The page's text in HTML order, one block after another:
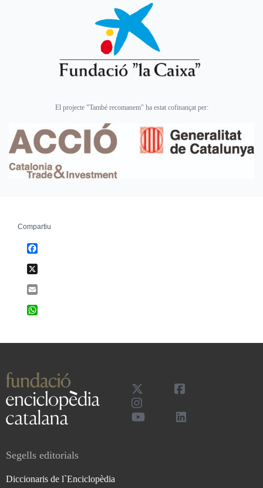
El projecte "També recomanem" ha estat cofinançat per:
Compartiu
Segells editorials
Diccionaris de l`Enciclopèdia